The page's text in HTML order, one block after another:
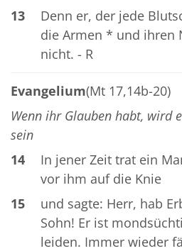
13
Denn er, der jede
die Armen * und ihren
nicht. - R
Evangelium(Mt 17,14b-20)
Wenn ihr Glauben habt, wird
sein
14
In jener Zeit trat ein
vor ihm auf die Knie
15
und sagte: Herr, hab
Sohn! Er ist
leiden. Immer wieder